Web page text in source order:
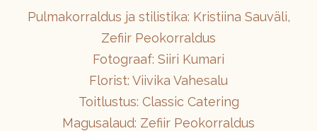
Pulmakorraldus ja stilistika: Kristiina Sauväli,
Zefiir Peokorraldus
Fotograaf: Siiri Kumari
Florist: Viivika Vahesalu
Toitlustus: Classic Catering
Magusalaud: Zefiir Peokorraldus